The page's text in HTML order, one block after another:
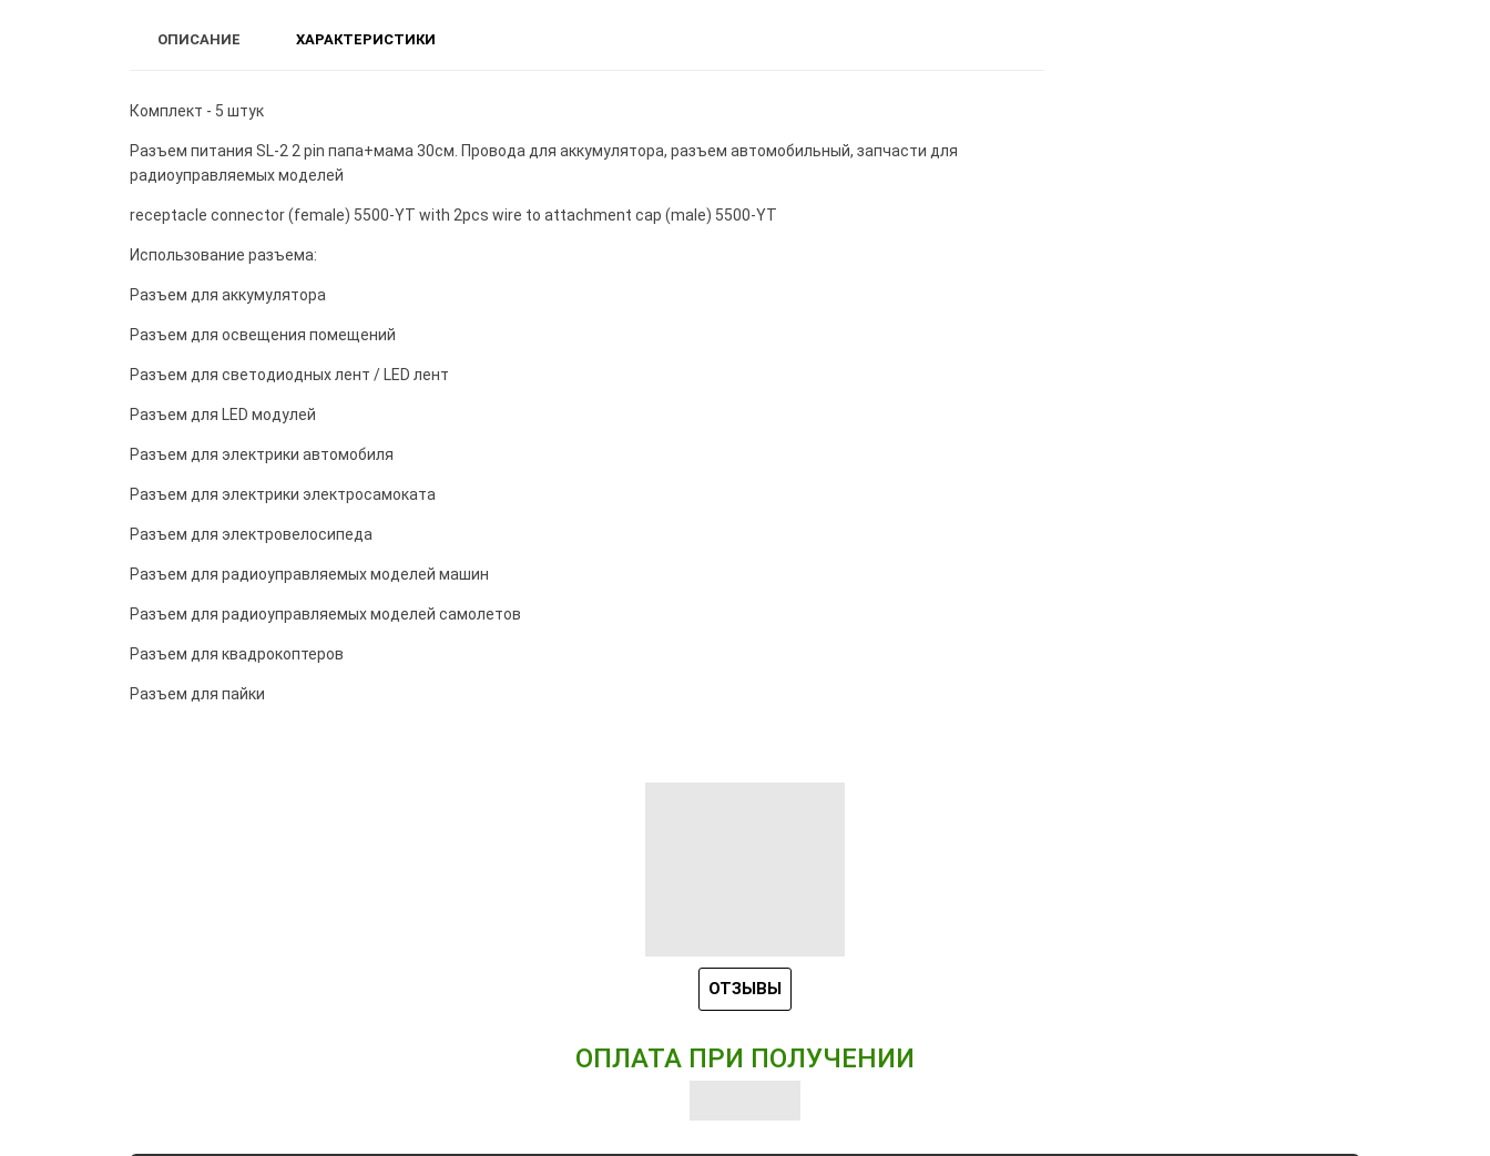
ОПИСАНИЕ ХАРАКТЕРИСТИКИ
Комплект - 5 штук
Разъем питания SL-2 2 pin папа+мама 30см. Провода для аккумулятора, разъем автомобильный, запчасти для
радиоуправляемых моделей
receptacle connector (female) 5500-YT with 2pcs wire to attachment cap (male) 5500-YT
Использование разъема:
Разъем для аккумулятора
Разъем для освещения помещений
Разъем для светодиодных лент / LED лент
Разъем для LED модулей
Разъем для электрики автомобиля
Разъем для электрики электросамоката
Разъем для электровелосипеда
Разъем для радиоуправляемых моделей машин
Разъем для радиоуправляемых моделей самолетов
Разъем для квадрокоптеров
Разъем для пайки
ОТЗЫВЫ
ОПЛАТА ПРИ ПОЛУЧЕНИИ